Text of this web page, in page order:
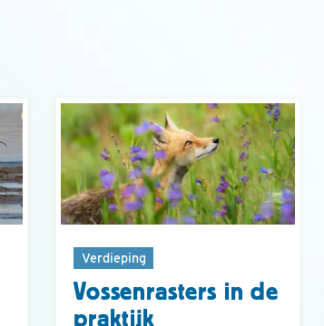
Verdieping
Vossenrasters in de
praktijk